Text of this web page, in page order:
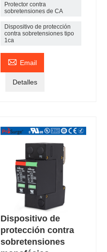
Protector contra
sobretensiones de CA
Dispositivo de protección
contra sobretensiones tipo
1ca
 Email
Detalles
Dispositivo de
protección contra
sobretensiones